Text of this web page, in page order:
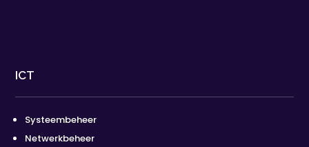
ICT
Systeembeheer
Netwerkbeheer